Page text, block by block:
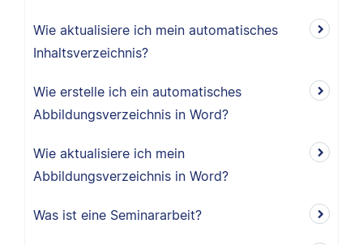
Wie aktualisiere ich mein automatisches
Inhaltsverzeichnis?
Wie erstelle ich ein automatisches
Abbildungsverzeichnis in Word?
Wie aktualisiere ich mein
Abbildungsverzeichnis in Word?
Was ist eine Seminararbeit?